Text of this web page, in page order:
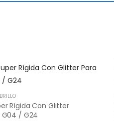
Rígida Con Glitter
/ G24